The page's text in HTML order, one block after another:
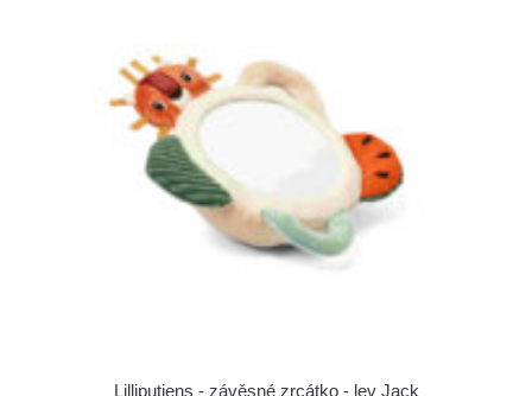
Lilliputiens - závěsné zrcátko - lev Jack